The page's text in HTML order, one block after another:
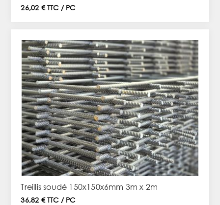
26,02 € TTC / PC
Treillis soudé 150x150x6mm 3m x 2m
36,82 € TTC / PC